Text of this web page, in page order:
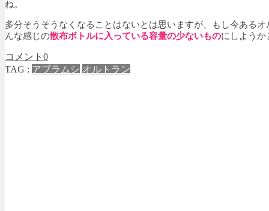
ね。
多分そうそうなくなることはないとは思いますが、もし今ある
んな感じの散布ボトルに入っている容量の少ないものにしようか
コメント 0
TAG : アブラムシ オルトラン